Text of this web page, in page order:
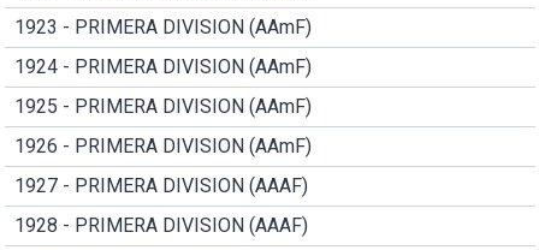
1923 - PRIMERA DIVISION (AAmF)
1924 - PRIMERA DIVISION (AAmF)
1925 - PRIMERA DIVISION (AAmF)
1926 - PRIMERA DIVISION (AAmF)
1927 - PRIMERA DIVISION (AAAF)
1928 - PRIMERA DIVISION (AAAF)